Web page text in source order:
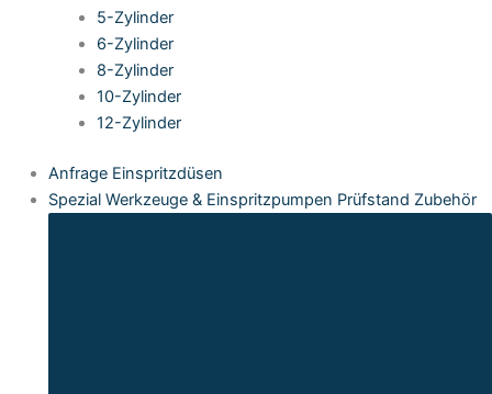
5-Zylinder
6-Zylinder
8-Zylinder
10-Zylinder
12-Zylinder
Anfrage Einspritzdüsen
Spezial Werkzeuge & Einspritzpumpen Prüfstand Zubehör